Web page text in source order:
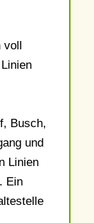
Busch,
und
Linien
Ein